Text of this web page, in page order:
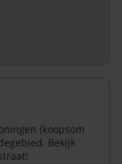
(koopsom
Bekijk